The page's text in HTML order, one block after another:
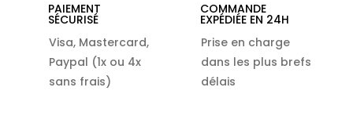
PAIEMENT
SÉCURISÉ
Visa, Mastercard,
Paypal (1x ou 4x
sans frais)
COMMANDE
EXPÉDIÉE EN 24H
Prise en charge
dans les plus brefs
délais